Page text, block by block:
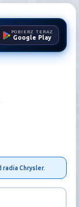
POBIERZ TERAZ
Google Play
radia Chrysler.